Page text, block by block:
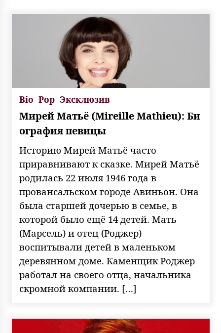
Bio Pop Эксклюзив
Мирей Матьё (Mireille Mathieu): Би
ография певицы
Историю Мирей Матьё часто
приравнивают к сказке. Мирей Матьё
родилась 22 июля 1946 года в
провансальском городе Авиньон. Она
была старшей дочерью в семье, в
которой было ещё 14 детей. Мать
(Марсель) и отец (Роджер)
воспитывали детей в маленьком
деревянном доме. Каменщик Роджер
работал на своего отца, начальника
скромной компании. […]